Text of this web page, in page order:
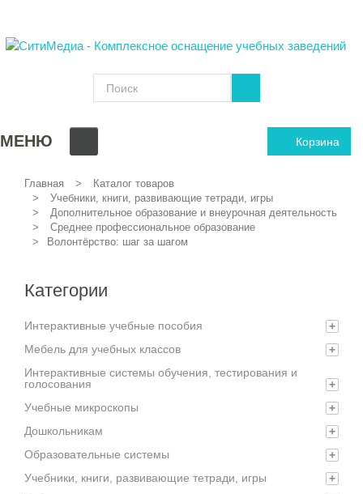
Корзина
МЕНЮ
Главная
Каталог товаров
Учебники, книги, развивающие тетради, игры
Дополнительное образование и внеурочная деятельность
Среднее профессиональное образование
Волонтёрство: шаг за шагом
Категории
Интерактивные учебные пособия
+
Мебель для учебных классов
+
Интерактивные системы обучения, тестирования и
голосования
+
Учебные микроскопы
+
Дошкольникам
+
Образовательные системы
+
Учебники, книги, развивающие тетради, игры
+